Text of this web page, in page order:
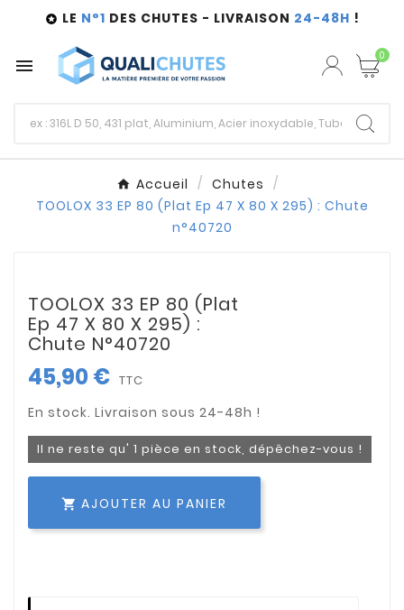
 LE N°1 DES CHUTES - LIVRAISON 24-48H !
 0
Accueil
Chutes
TOOLOX 33 EP 80 (Plat Ep 47 X 80 X 295) : Chute
n°40720
TOOLOX 33 EP 80 (Plat
Ep 47 X 80 X 295) :
Chute N°40720
45,90 € TTC
Il ne reste qu' 1 pièce en stock, dépêchez-vous !
 AJOUTER AU PANIER